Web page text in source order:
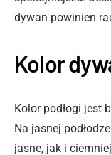
dywan powinien
Kolor
Kolor podłogi jest
Na jasnej
jasne, jak i